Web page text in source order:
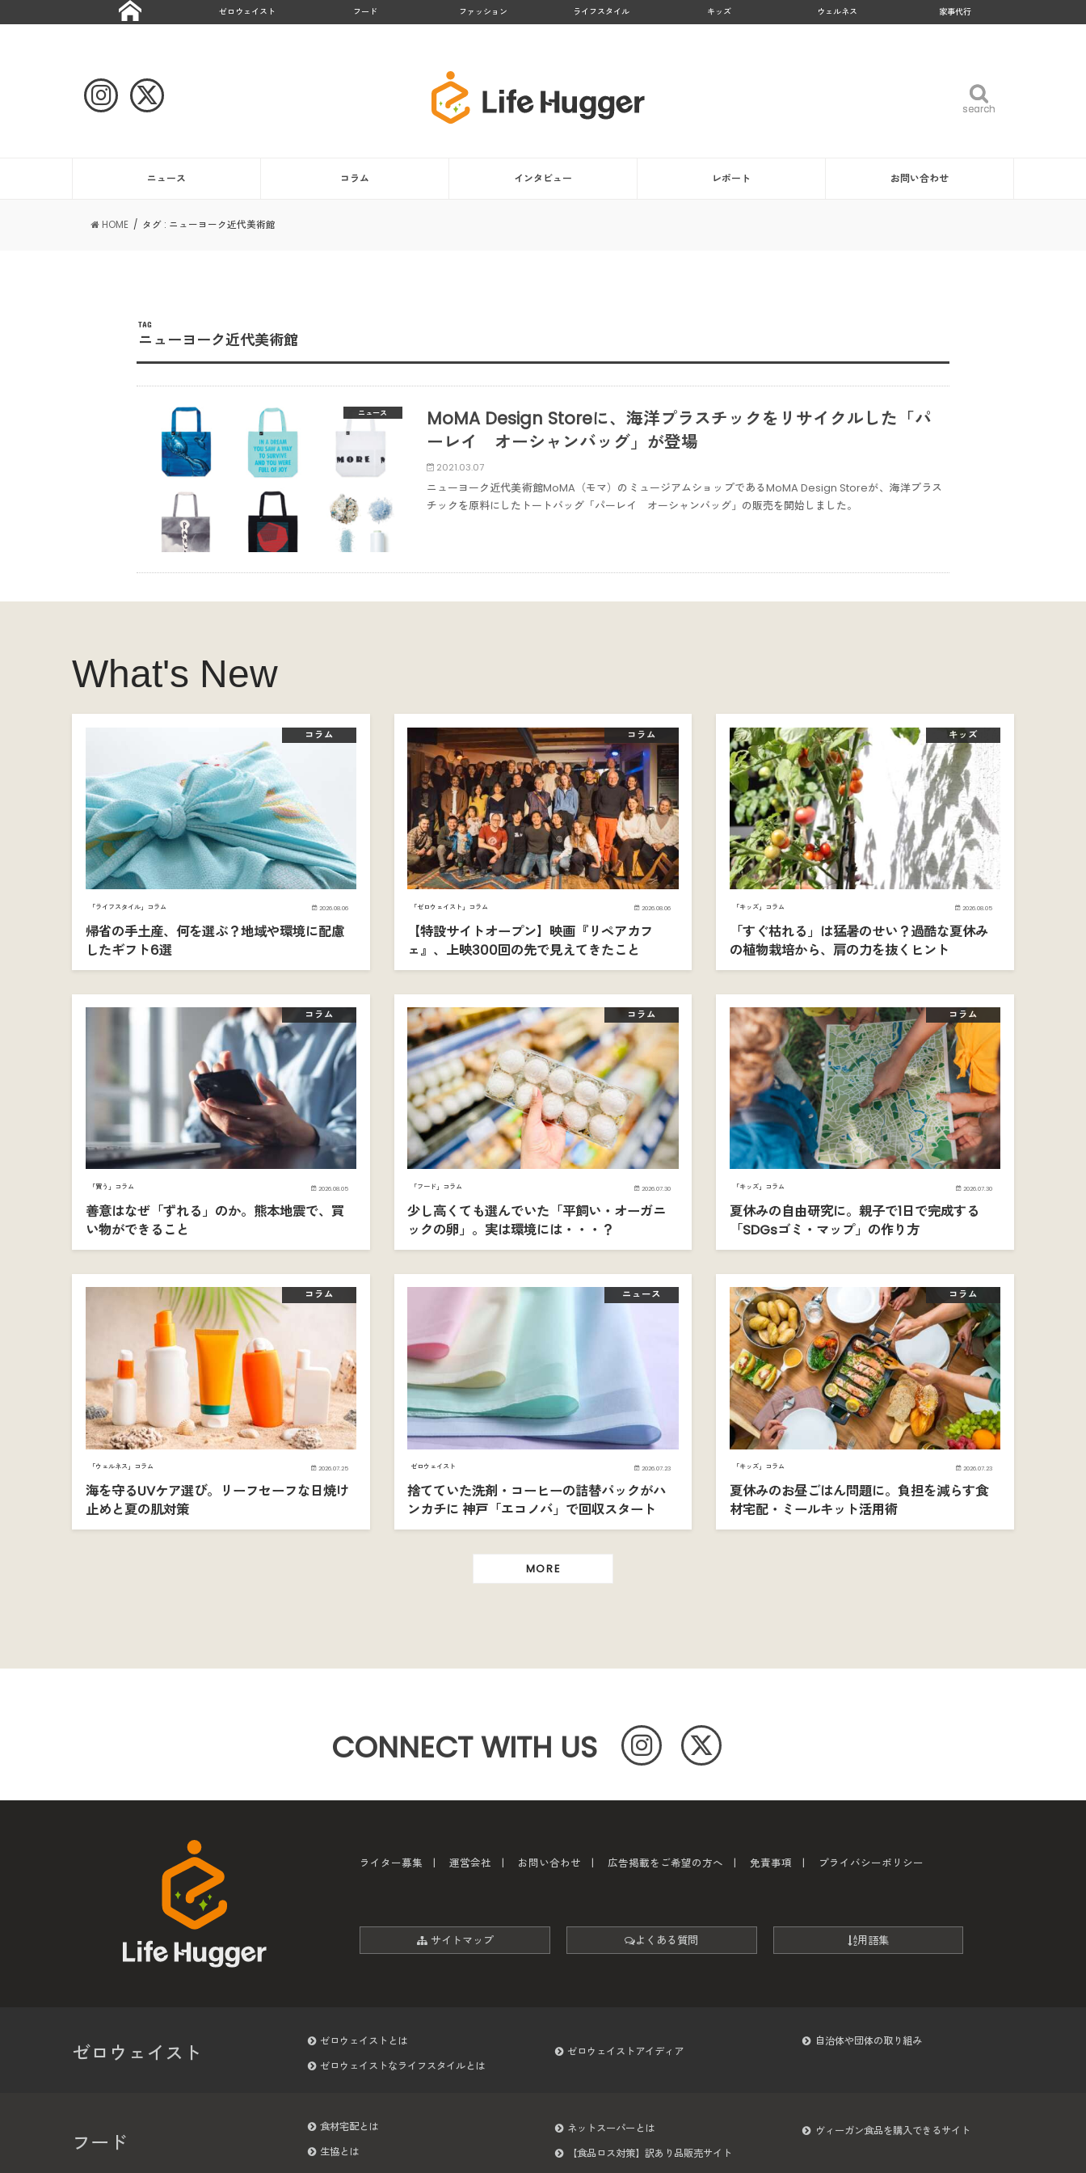
ゼロウェイスト フード ファッション ライフスタイル キッズ ウェルネス 家事代行
search
search
ニュース コラム インタビュー レポート お問い合わせ
HOME タグ : ニューヨーク近代美術館
TAG
ニューヨーク近代美術館
ニュース
MoMA Design Storeに、海洋プラスチックをリサイクルした「パ
ーレイ オーシャンバッグ」が登場
2021.03.07
ニューヨーク近代美術館MoMA（モマ）のミュージアムショップであるMoMA Design Storeが、海洋プラス
チックを原料にしたトートバッグ「パーレイ オーシャンバッグ」の販売を開始しました。
What's New
コラム
「ライフスタイル」コラム 2026.08.06
帰省の手土産、何を選ぶ？地域や環境に配慮
したギフト6選
コラム
「ゼロウェイスト」コラム 2026.08.06
【特設サイトオープン】映画『リペアカフ
ェ』、上映300回の先で見えてきたこと
キッズ
「キッズ」コラム 2026.08.05
「すぐ枯れる」は猛暑のせい？過酷な夏休み
の植物栽培から、肩の力を抜くヒント
コラム
「買う」コラム 2026.08.05
善意はなぜ「ずれる」のか。熊本地震で、買
い物ができること
コラム
「フード」コラム 2026.07.30
少し高くても選んでいた「平飼い・オーガニ
ックの卵」。実は環境には・・・？
コラム
「キッズ」コラム 2026.07.30
夏休みの自由研究に。親子で1日で完成する
「SDGsゴミ・マップ」の作り方
コラム
「ウェルネス」コラム 2026.07.25
海を守るUVケア選び。リーフセーフな日焼け
止めと夏の肌対策
ニュース
ゼロウェイスト 2026.07.23
捨てていた洗剤・コーヒーの詰替パックがハ
ンカチに 神戸「エコノバ」で回収スタート
コラム
「キッズ」コラム 2026.07.23
夏休みのお昼ごはん問題に。負担を減らす食
材宅配・ミールキット活用術
MORE
CONNECT WITH US
ライター募集 運営会社 お問い合わせ 広告掲載をご希望の方へ 免責事項 プライバシーポリシー
サイトマップ よくある質問 用語集
ゼロウェイスト
ゼロウェイストとは
ゼロウェイストなライフスタイルとは
ゼロウェイストアイディア
自治体や団体の取り組み
フード
食材宅配とは
生協とは
ネットスーパーとは
【食品ロス対策】訳あり品販売サイト
ヴィーガン食品を購入できるサイト